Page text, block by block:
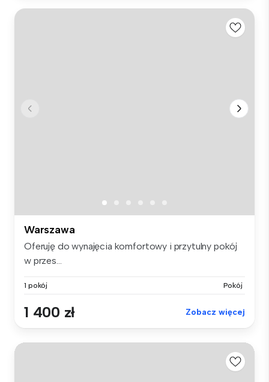
Warszawa
Oferuję do wynajęcia komfortowy i przytulny pokój
w przes...
1 pokój Pokój
1 400 zł Zobacz więcej